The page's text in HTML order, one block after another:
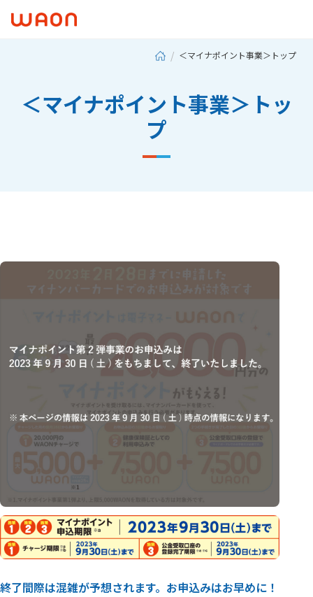
＜マイナポイント事業＞トップ
＜マイナポイント事業＞トッ
プ
終了間際は混雑が予想されます。お申込みはお早めに！